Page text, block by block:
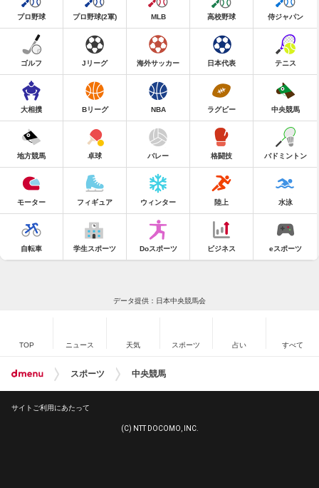
プロ野球 プロ野球(2軍) MLB 高校野球 侍ジャパン
ゴルフ Jリーグ 海外サッカー 日本代表 テニス
大相撲 Bリーグ NBA ラグビー 中央競馬
地方競馬 卓球 バレー 格闘技 バドミントン
モーター フィギュア ウィンター 陸上 水泳
自転車 学生スポーツ Doスポーツ ビジネス eスポーツ
データ提供：日本中央競馬会
TOP ニュース 天気 スポーツ 占い すべて
スポーツ 中央競馬
サイトご利用にあたって
(C) NTT DOCOMO, INC.